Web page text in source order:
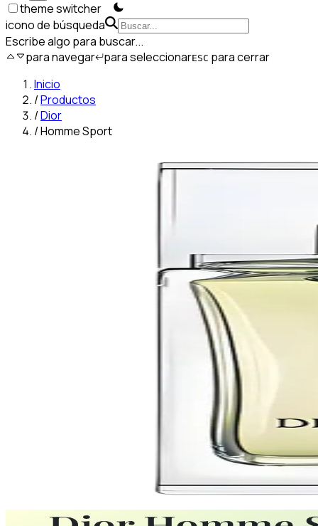
theme switcher
icono de búsqueda
Escribe algo para buscar...
para navegar para seleccionarESC para cerrar
Inicio
/Productos
/Dior
/Homme Sport